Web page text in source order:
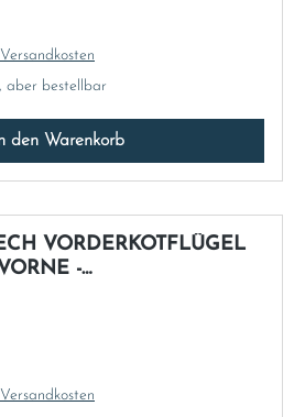
aber bestellbar
den Warenkorb
VORDERKOTFLÜGEL
-